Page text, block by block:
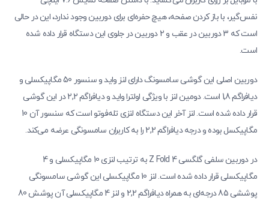
نفس‌گیر، با باز کردن صفحه، هیچ حفره‌ای برای دوربین وجود ندارد، این در حالی
است که 3 دوربین در عقب و 2 دوربین در جلوی این دستگاه قرار داده شده
است.
دوربین اصلی این گوشی سامسونگ دارای لنز واید و سنسور 50 مگاپیکسلی و
دیافراگم 1,8 است. دومین لنز با ویژگی اولترا واید و دیافراگم 2,2 در این گوشی
قرار داده شده است. لنز آخر این دستگاه لنزی تله‌فوتو است که سنسور آن 10
مگاپیکسل بوده و درجه دیافراگم 2,2 را به کاربران سامسونگی عرضه می‌کند.
در دوربین سلفی گلگسی Z Fold 4 به ترتیب لنزی 10 مگاپیکسلی و 4
مگاپیکسلی قرار داده شده است. لنز 10 مگاپیکسلی این گوشی سامسونگی
پوششی 85 درجه‌ای به همراه دیافراگم 2,2 و لنز 4 مگاپیکسلی آن پوشش 80